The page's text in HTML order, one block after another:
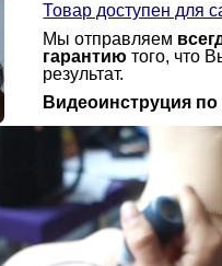
Товар доступен для
Мы отправляем
гарантию того, что
результат.
Видеоинструция